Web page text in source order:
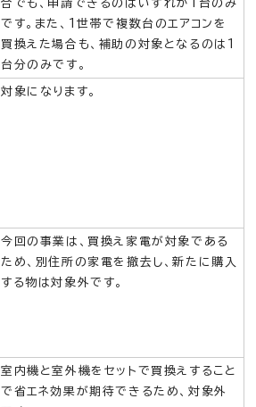
合でも、申請できるのはいずれか1台のみ
です。また、1世帯で複数台のエアコンを
買換えた場合も、補助の対象となるのは1
台分のみです。
対象になります。
今回の事業は、買換え家電が対象である
ため、別住所の家電を撤去し、新たに購入
する物は対象外です。
室内機と室外機をセットで買換えすること
で省エネ効果が期待できるため、対象外